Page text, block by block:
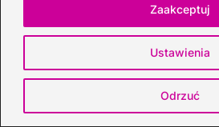
Ustawienia
Odrzuć
Zaakceptuj